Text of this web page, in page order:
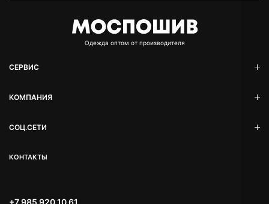
Oдежда оптом от производителя
СЕРВИС
КОМПАНИЯ
СОЦ.СЕТИ
КОНТАКТЫ
+7 985 920 10 61